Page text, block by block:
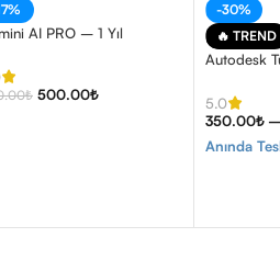
AI PRO – 1 Yıl
₺ 500.00₺
-30%
🔥 TREND
Autodesk
5.0
350.00₺
Anında